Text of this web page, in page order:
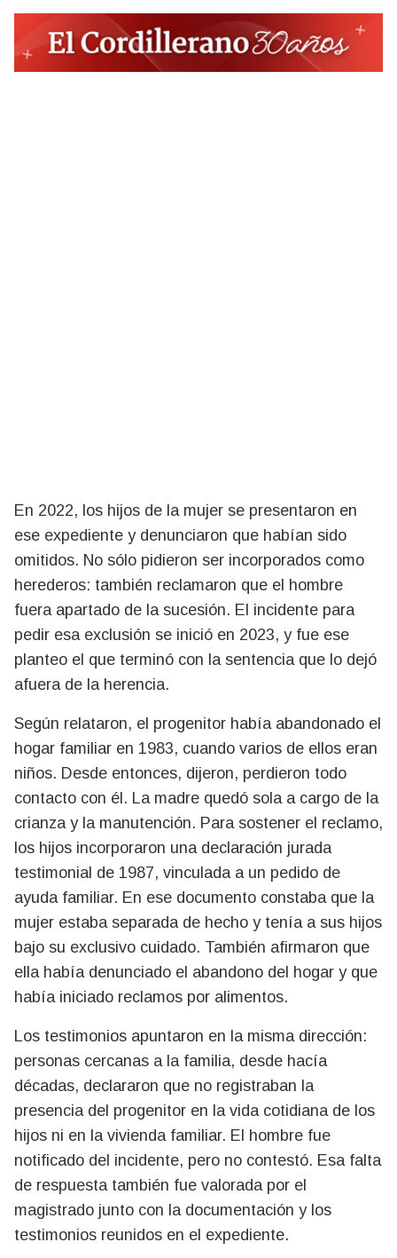
En 2022, los hijos de la mujer se presentaron en
ese expediente y denunciaron que habían sido
omitidos. No sólo pidieron ser incorporados como
herederos: también reclamaron que el hombre
fuera apartado de la sucesión. El incidente para
pedir esa exclusión se inició en 2023, y fue ese
planteo el que terminó con la sentencia que lo dejó
afuera de la herencia.
Según relataron, el progenitor había abandonado el
hogar familiar en 1983, cuando varios de ellos eran
niños. Desde entonces, dijeron, perdieron todo
contacto con él. La madre quedó sola a cargo de la
crianza y la manutención. Para sostener el reclamo,
los hijos incorporaron una declaración jurada
testimonial de 1987, vinculada a un pedido de
ayuda familiar. En ese documento constaba que la
mujer estaba separada de hecho y tenía a sus hijos
bajo su exclusivo cuidado. También afirmaron que
ella había denunciado el abandono del hogar y que
había iniciado reclamos por alimentos.
Los testimonios apuntaron en la misma dirección:
personas cercanas a la familia, desde hacía
décadas, declararon que no registraban la
presencia del progenitor en la vida cotidiana de los
hijos ni en la vivienda familiar. El hombre fue
notificado del incidente, pero no contestó. Esa falta
de respuesta también fue valorada por el
magistrado junto con la documentación y los
testimonios reunidos en el expediente.